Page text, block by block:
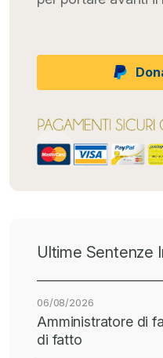
Ultime Sentenze
06/08/2026
Amministratore di
di fatto